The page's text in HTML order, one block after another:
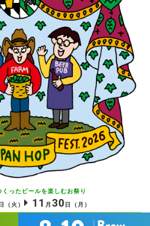
くったビールを楽しむお祭り
日 （火） 11 月 30 日 （月）